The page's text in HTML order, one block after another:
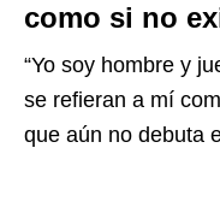
como si no
“Yo soy hombre y
se refieran a mí
que aún no debuta